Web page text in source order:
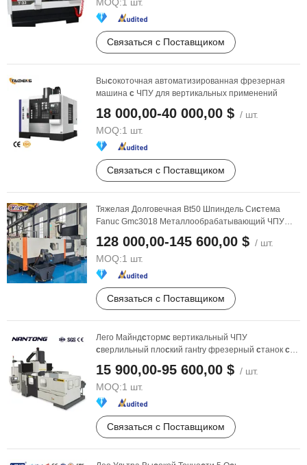
Связаться с Поставщиком
Высокоточная автоматизированная фрезерная
машина с ЧПУ для вертикальных применений
18 000,00-40 000,00 $ / шт.
MOQ:1 шт.
Связаться с Поставщиком
Тяжелая Долговечная Bt50 Шпиндель Система
Fanuc Gmc3018 Металлообрабатывающий ЧПУ
128 000,00-145 600,00 $ / шт.
MOQ:1 шт.
Связаться с Поставщиком
Лего Майндстормс вертикальный ЧПУ
сверлильный плоский ганtry фрезерный станок с
15 900,00-95 600,00 $ / шт.
MOQ:1 шт.
Связаться с Поставщиком